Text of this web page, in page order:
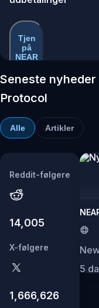
Tjen
på
NEAR
Seneste nyheder
Protocol
Alle Artikler
Reddit-følgere
14,005
X-følgere
1,666,626
5